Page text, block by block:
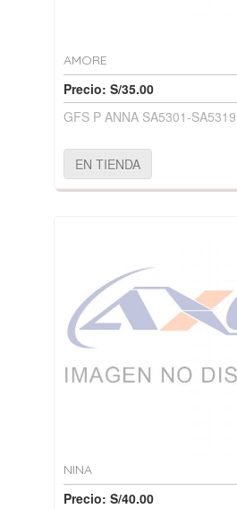
AMORE
Precio: S/35.00
GFS P ANNA SA5301-SA5319
EN TIENDA
NINA
Precio: S/40.00